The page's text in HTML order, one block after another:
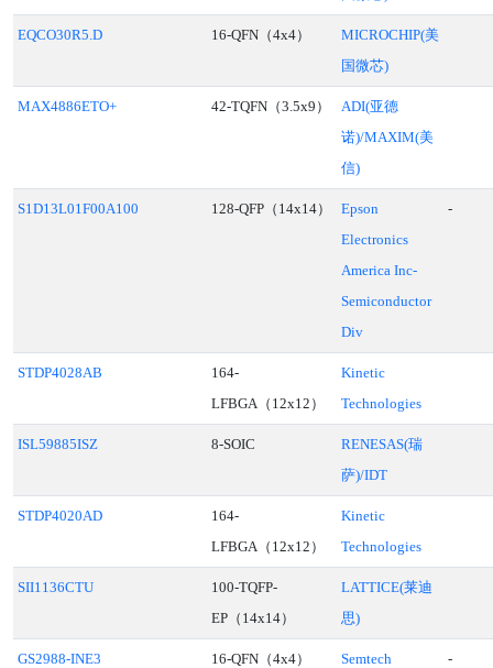
EQCO30R5.D 16-QFN（4x4）
MICROCHIP(美
国微芯)
MAX4886ETO+ 42-TQFN（3.5x9）
ADI(亚德
诺)/MAXIM(美
信)
S1D13L01F00A100 128-QFP（14x14）
Epson
Electronics
America Inc-
Semiconductor
Div
-
STDP4028AB
164-
LFBGA（12x12）
Kinetic
Technologies
ISL59885ISZ 8-SOIC
RENESAS(瑞
萨)/IDT
STDP4020AD
164-
LFBGA（12x12）
Kinetic
Technologies
SII1136CTU
100-TQFP-
EP（14x14）
LATTICE(莱迪
思)
GS2988-INE3 16-QFN（4x4） Semtech -